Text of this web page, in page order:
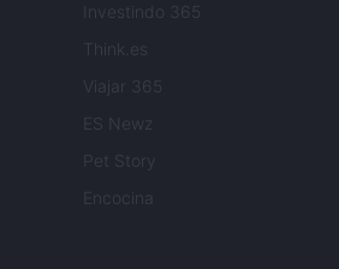
Investindo 365
Think.es
Viajar 365
ES Newz
Pet Story
Encocina